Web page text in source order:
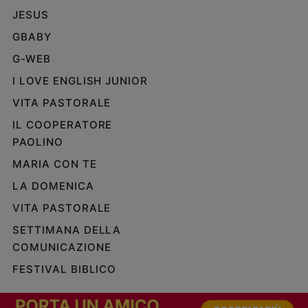
e
Bioetica
Riflessioni
Video
Podcast
Privacy
JESUS
GBABY
G-WEB
I LOVE ENGLISH JUNIOR
VITA PASTORALE
IL COOPERATORE
PAOLINO
MARIA CON TE
LA DOMENICA
VITA PASTORALE
SETTIMANA DELLA
COMUNICAZIONE
FESTIVAL BIBLICO